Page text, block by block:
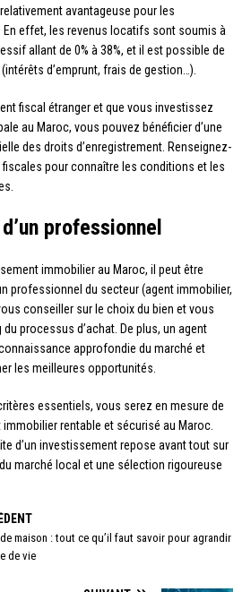
avantageuse pour les
effet, les revenus locatifs sont soumis à
allant de 0% à 38%, et il est possible de
d’emprunt, frais de gestion…).
fiscal étranger et que vous investissez
au Maroc, vous pouvez bénéficier d’une
des droits d’enregistrement. Renseignez-
pour connaître les conditions et les
professionnel
immobilier au Maroc, il peut être
professionnel du secteur (agent immobilier,
conseiller sur le choix du bien et vous
processus d’achat. De plus, un agent
approfondie du marché et
les meilleures opportunités.
essentiels, vous serez en mesure de
rentable et sécurisé au Maroc.
d’un investissement repose avant tout sur
marché local et une sélection rigoureuse
maison : tout ce qu’il faut savoir pour agrandir
de vie